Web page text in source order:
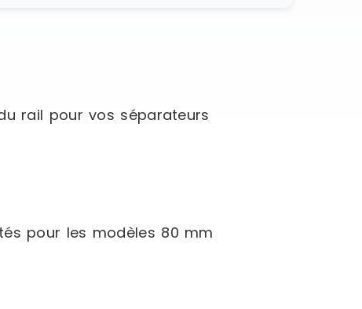
rail pour vos séparateurs
pour les modèles 80 mm